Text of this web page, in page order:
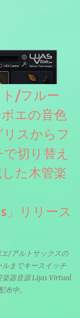
。
ト/フルー
エの音色
スからフ
切り替え
た木管楽
リリース
/アルトサックスの
までキースイッチ
楽器音源 Lijas Virtual
中。